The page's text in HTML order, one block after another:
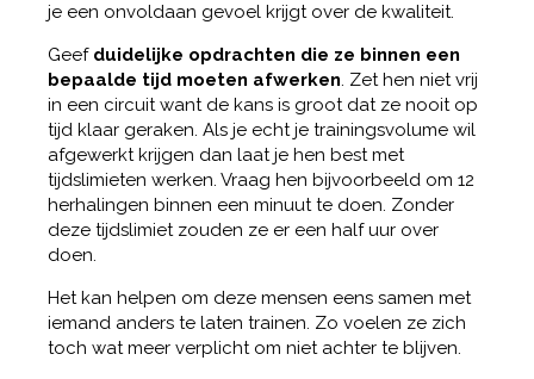
je een onvoldaan gevoel krijgt over de kwaliteit.
Geef duidelijke opdrachten die ze binnen een
bepaalde tijd moeten afwerken. Zet hen niet vrij
in een circuit want de kans is groot dat ze nooit op
tijd klaar geraken. Als je echt je trainingsvolume wil
afgewerkt krijgen dan laat je hen best met
tijdslimieten werken. Vraag hen bijvoorbeeld om 12
herhalingen binnen een minuut te doen. Zonder
deze tijdslimiet zouden ze er een half uur over
doen.
Het kan helpen om deze mensen eens samen met
iemand anders te laten trainen. Zo voelen ze zich
toch wat meer verplicht om niet achter te blijven.